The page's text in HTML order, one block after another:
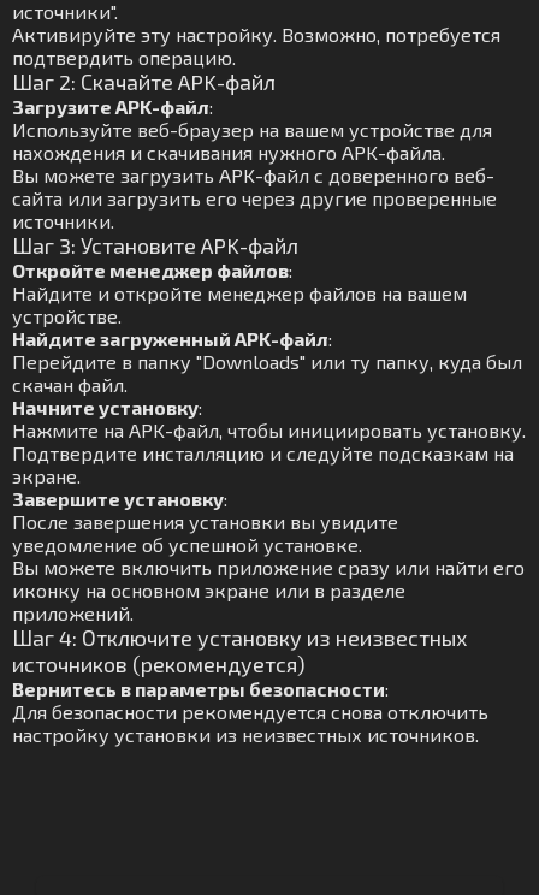
источники".
Активируйте эту настройку. Возможно, потребуется
подтвердить операцию.
Шаг 2: Скачайте APK-файл
Загрузите APK-файл:
Используйте веб-браузер на вашем устройстве для
нахождения и скачивания нужного APK-файла.
Вы можете загрузить APK-файл с доверенного веб-
сайта или загрузить его через другие проверенные
источники.
Шаг 3: Установите APK-файл
Откройте менеджер файлов:
Найдите и откройте менеджер файлов на вашем
устройстве.
Найдите загруженный APK-файл:
Перейдите в папку "Downloads" или ту папку, куда был
скачан файл.
Начните установку:
Нажмите на APK-файл, чтобы инициировать установку.
Подтвердите инсталляцию и следуйте подсказкам на
экране.
Завершите установку:
После завершения установки вы увидите
уведомление об успешной установке.
Вы можете включить приложение сразу или найти его
иконку на основном экране или в разделе
приложений.
Шаг 4: Отключите установку из неизвестных
источников (рекомендуется)
Вернитесь в параметры безопасности:
Для безопасности рекомендуется снова отключить
настройку установки из неизвестных источников.